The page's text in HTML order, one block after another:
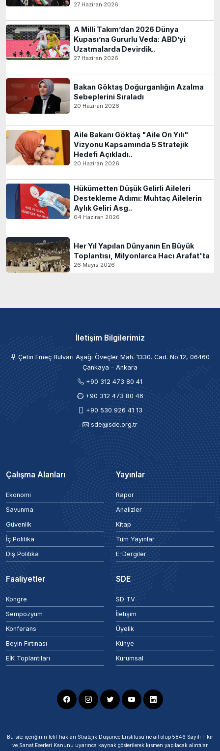
27 Haziran 2026
A Milli Takım’dan 2026 Dünya
Kupası’na Gururlu Veda: ABD’yi
Uzatmalarda Devirdik..
27 Haziran 2026
Bakan Göktaş Doğurganlığın Azalma
Sebeplerini Sıraladı
20 Haziran 2026
Aile Bakanı Göktaş "Aile On Yılı"
Vizyonu Kapsamında 5 Stratejik
Hedefi Açıkladı..
20 Haziran 2026
Hükümetten Düşük Gelirli Aileleri
Destekleme Adımı: Muhtaç Ailelerin
Aylık Geliri Asg..
04 Haziran 2026
Her Yıl Yapılan Dünyanın En Büyük
Toplantısı, Milyonlarca Hacı Arafat'ta
26 Mayıs 2026
İletişim Bilgilerimiz
Çetin Emeç Bulvarı Aşağı Öveçler Mah. 1330. Cad. No:12, 06460
Çankaya - Ankara
+90 312 473 80 41
+90 312 473 80 46
+90 530 926 41 13
sde@sde.org.tr
Çalışma Alanları
Ekonomi
Savunma
Güvenlik
İç Politika
Dış Politika
Yayınlar
Rapor
Analizler
Kitap
Tüm Yayınlar
E-Dergiler
Faaliyetler
Kongre
Sempozyum
Konferans
Beyin Fırtınası
EİK Toplantıları
SDE
SD TV
İletişim
Üyelik
Künye
Kurumsal
Bu site içeriğinin telif hakları Stratejik Düşünce Enstitüsü’ne ait olup 5846 Sayılı Fikir
ve Sanat Eserleri Kanunu uyarınca kaynak gösterilerek kısmen yapılacak alıntılar